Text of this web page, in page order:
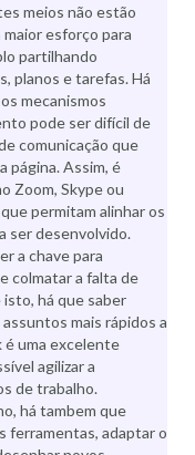
meios não estão
esforço para
partilhando
planos e tarefas. Há
mecanismos
pode ser difícil de
comunicação que
página. Assim, é
Zoom, Skype ou
permitam alinhar os
ser desenvolvido.
a chave para
colmatar a falta de
há que saber
mais rápidos a
é uma excelente
agilizar a
de trabalho.
há tambem que
ferramentas, adaptar o